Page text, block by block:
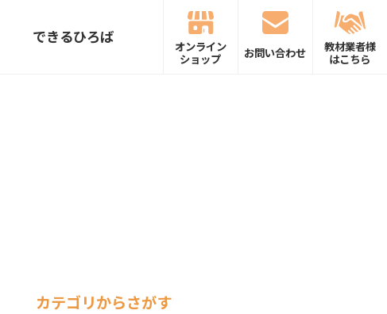
できるひろば
オンライン
ショップ
お問い合わせ
教材業者様
はこちら
カテゴリからさがす